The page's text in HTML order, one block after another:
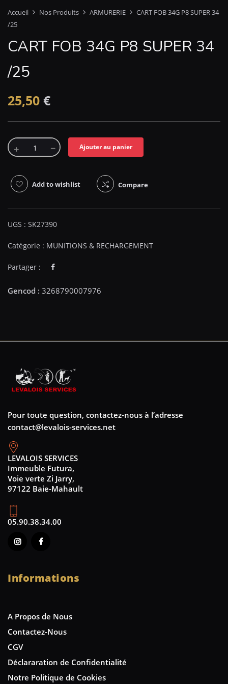
Accueil Nos Produits ARMURERIE
CART FOB 34G P8 SUPER 34
/25
CART FOB 34G P8 SUPER 34
/25
25,50 €
Ajouter au panier
Add to wishlist Compare
UGS : SK27390
Catégorie : MUNITIONS & RECHARGEMENT
Partager :
Pour toute question, contactez-nous à l’adresse
contact@levalois-services.net
LEVALOIS SERVICES
Immeuble Futura,
Voie verte Zi Jarry,
97122 Baie-Mahault
05.90.38.34.00
Informations
A Propos de Nous
Contactez-Nous
CGV
Déclararation de Confidentialité
Notre Politique de Cookies